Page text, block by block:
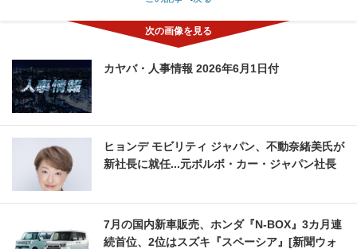
カヤバ・人事情報 2026年6月1日付
ヒョンデ モビリティ ジャパン、不動奈緒美氏が
新社長に就任...元ボルボ・カー・ジャパン社長
7月の国内新車販売、ホンダ『N-BOX』3カ月連
続首位、2位はスズキ『スペーシア』[新聞ウォ